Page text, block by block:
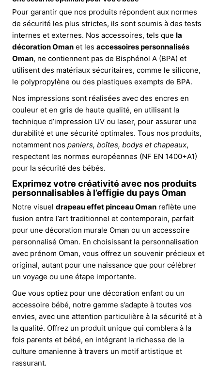
Pour garantir que nos produits répondent aux normes
de sécurité les plus strictes, ils sont soumis à des tests
internes et externes. Nos accessoires, tels que la
décoration Oman et les accessoires personnalisés
Oman, ne contiennent pas de Bisphénol A (BPA) et
utilisent des matériaux sécuritaires, comme le silicone,
le polypropylène ou des plastiques exempts de BPA.
Nos impressions sont réalisées avec des encres en
couleur et en gris de haute qualité, en utilisant la
technique d’impression UV ou laser, pour assurer une
durabilité et une sécurité optimales. Tous nos produits,
notamment nos paniers, boîtes, bodys et chapeaux,
respectent les normes européennes (NF EN 1400+A1)
pour la sécurité des bébés.
Exprimez votre créativité avec nos produits
personnalisables à l’effigie du pays Oman
Notre visuel drapeau effet pinceau Oman reflète une
fusion entre l’art traditionnel et contemporain, parfait
pour une décoration murale Oman ou un accessoire
personnalisé Oman. En choisissant la personnalisation
avec prénom Oman, vous offrez un souvenir précieux et
original, autant pour une naissance que pour célébrer
un voyage ou une étape importante.
Que vous optiez pour une décoration enfant ou un
accessoire bébé, notre gamme s’adapte à toutes vos
envies, avec une attention particulière à la sécurité et à
la qualité. Offrez un produit unique qui comblera à la
fois parents et bébé, en intégrant la richesse de la
culture omanienne à travers un motif artistique et
rassurant.